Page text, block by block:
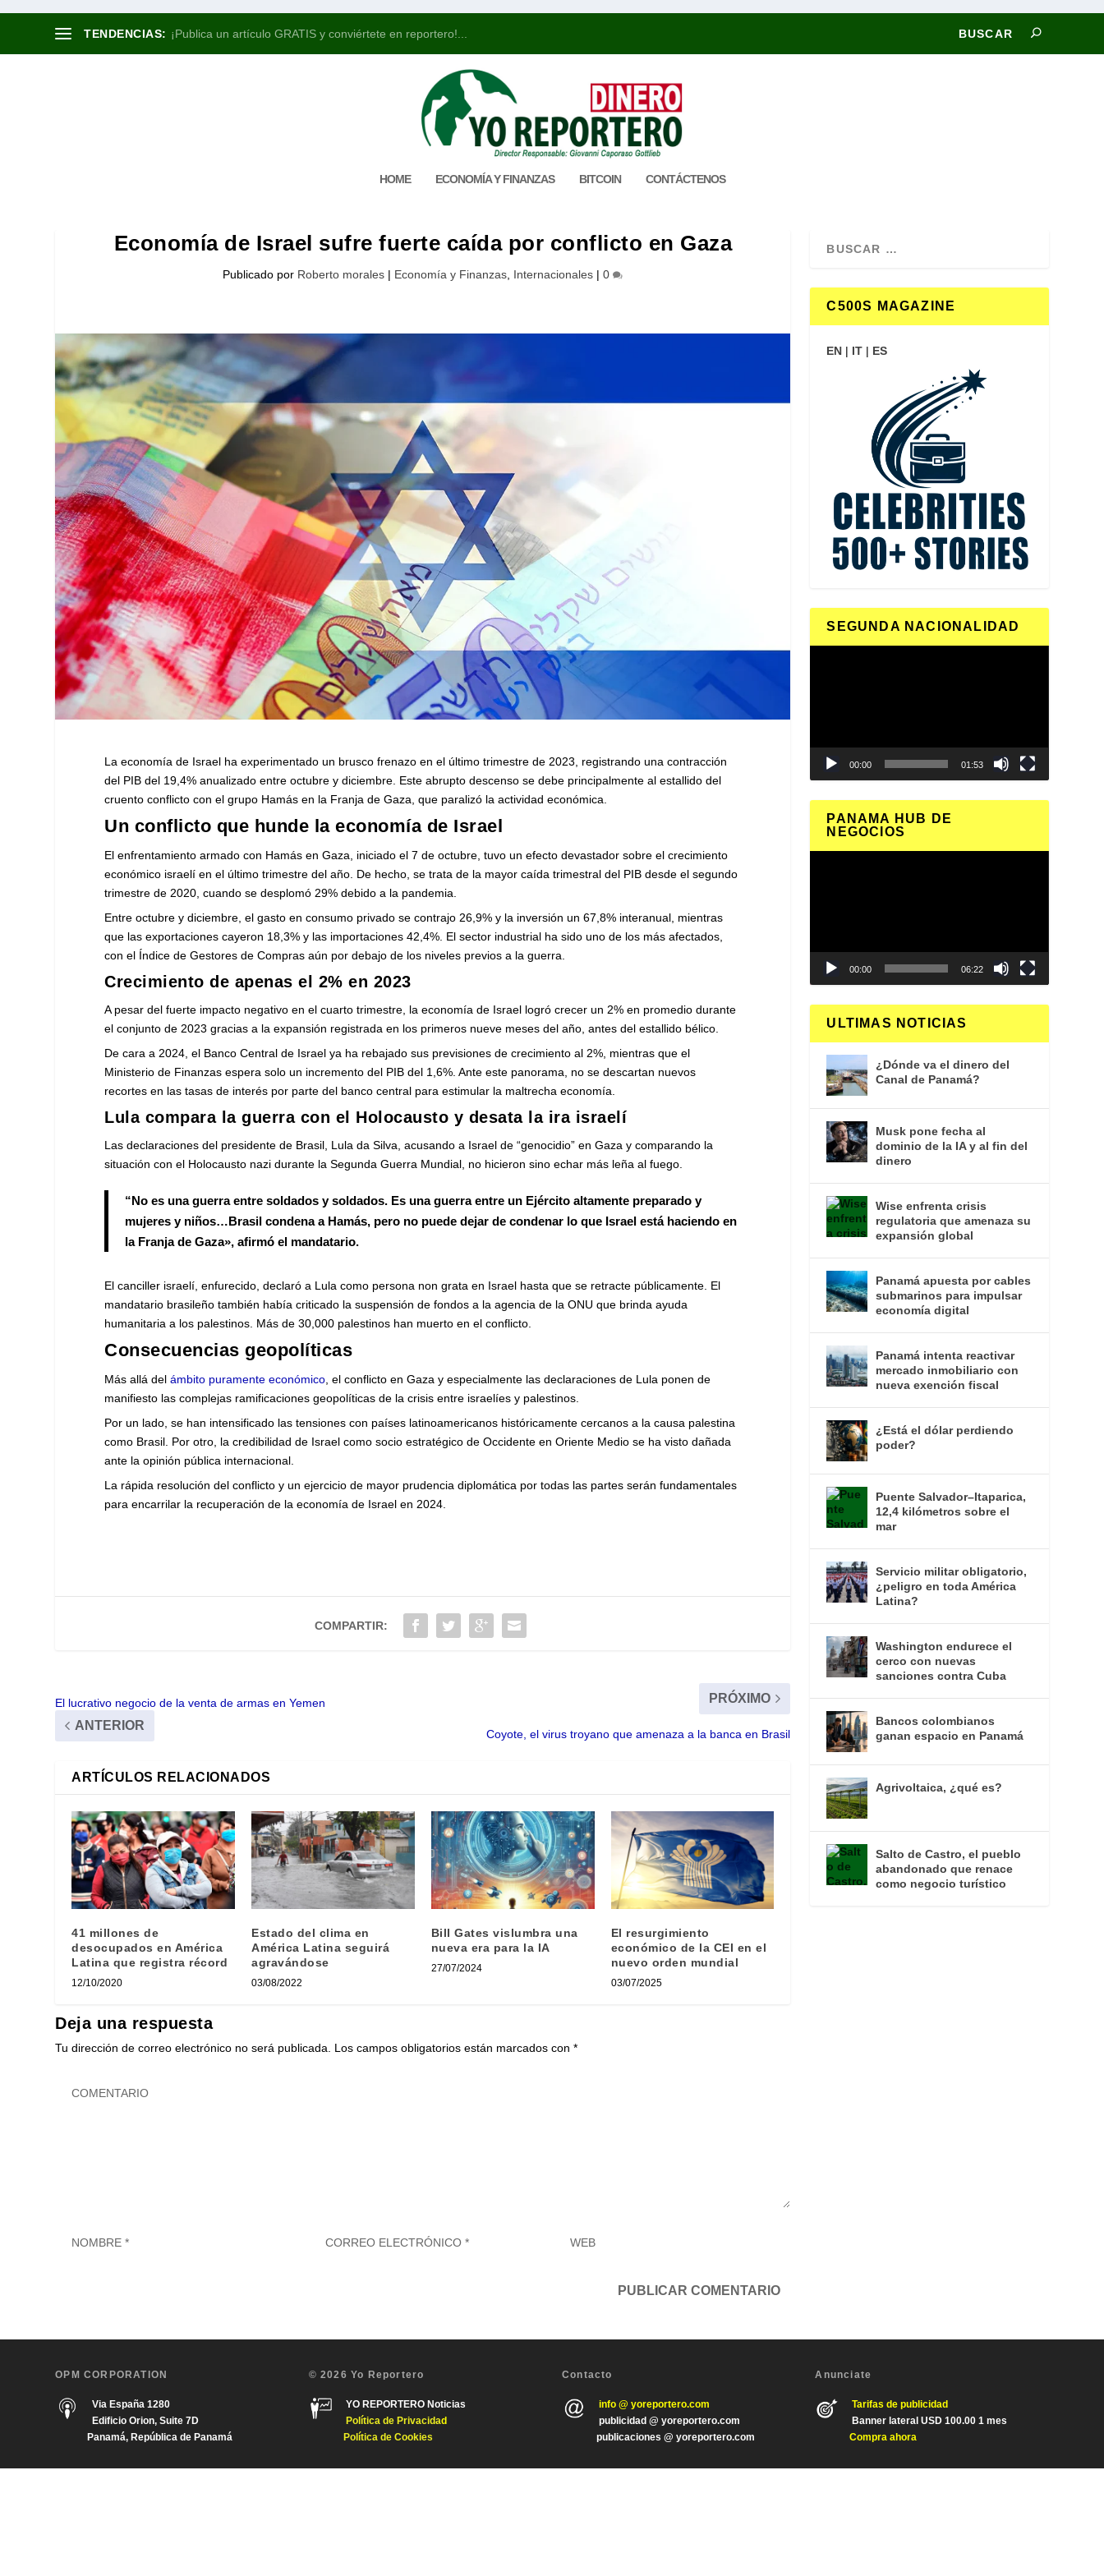
TENDENCIAS: ¡Publica un artículo GRATIS y conviértete en reportero!...
HOME ECONOMÍA Y FINANZAS BITCOIN CONTÁCTENOS
Economía de Israel sufre fuerte caída por conflicto en Gaza
Publicado por Roberto morales | Economía y Finanzas Internacionales |0
La economía de Israel ha experimentado un brusco frenazo en el último trimestre de 2023, registrando una contracción
del PIB del 19,4% anualizado entre octubre y diciembre. Este abrupto descenso se debe principalmente al estallido del
cruento conflicto con el grupo Hamás en la Franja de Gaza, que paralizó la actividad económica.
Un conflicto que hunde la economía de Israel
El enfrentamiento armado con Hamás en Gaza, iniciado el 7 de octubre, tuvo un efecto devastador sobre el crecimiento
económico israelí en el último trimestre del año. De hecho, se trata de la mayor caída trimestral del PIB desde el segundo
trimestre de 2020, cuando se desplomó 29% debido a la pandemia.
Entre octubre y diciembre, el gasto en consumo privado se contrajo 26,9% y la inversión un 67,8% interanual, mientras
que las exportaciones cayeron 18,3% y las importaciones 42,4%. El sector industrial ha sido uno de los más afectados,
con el Índice de Gestores de Compras aún por debajo de los niveles previos a la guerra.
Crecimiento de apenas el 2% en 2023
A pesar del fuerte impacto negativo en el cuarto trimestre, la economía de Israel logró crecer un 2% en promedio durante
el conjunto de 2023 gracias a la expansión registrada en los primeros nueve meses del año, antes del estallido bélico.
De cara a 2024, el Banco Central de Israel ya ha rebajado sus previsiones de crecimiento al 2%, mientras que el
Ministerio de Finanzas espera solo un incremento del PIB del 1,6%. Ante este panorama, no se descartan nuevos
recortes en las tasas de interés por parte del banco central para estimular la maltrecha economía.
Lula compara la guerra con el Holocausto y desata la ira israelí
Las declaraciones del presidente de Brasil, Lula da Silva, acusando a Israel de “genocidio” en Gaza y comparando la
situación con el Holocausto nazi durante la Segunda Guerra Mundial, no hicieron sino echar más leña al fuego.
“No es una guerra entre soldados y soldados. Es una guerra entre un Ejército altamente preparado y
mujeres y niños…Brasil condena a Hamás, pero no puede dejar de condenar lo que Israel está haciendo en
la Franja de Gaza», afirmó el mandatario.
El canciller israelí, enfurecido, declaró a Lula como persona non grata en Israel hasta que se retracte públicamente. El
mandatario brasileño también había criticado la suspensión de fondos a la agencia de la ONU que brinda ayuda
humanitaria a los palestinos. Más de 30,000 palestinos han muerto en el conflicto.
Consecuencias geopolíticas
Más allá delámbito puramente económico , el conflicto en Gaza y especialmente las declaraciones de Lula ponen de
manifiesto las complejas ramificaciones geopolíticas de la crisis entre israelíes y palestinos.
Por un lado, se han intensificado las tensiones con países latinoamericanos históricamente cercanos a la causa palestina
como Brasil. Por otro, la credibilidad de Israel como socio estratégico de Occidente en Oriente Medio se ha visto dañada
ante la opinión pública internacional.
La rápida resolución del conflicto y un ejercicio de mayor prudencia diplomática por todas las partes serán fundamentales
para encarrilar la recuperación de la economía de Israel en 2024.
COMPARTIR:
El lucrativo negocio de la venta de armas en Yemen
ANTERIOR
PRÓXIMO
Coyote, el virus troyano que amenaza a la banca en Brasil
ARTÍCULOS RELACIONADOS
41 millones de
desocupados en América
Latina que registra récord
12/10/2020
Estado del clima en
América Latina seguirá
agravándose
03/08/2022
Bill Gates vislumbra una
nueva era para la IA
27/07/2024
El resurgimiento
económico de la CEI en el
nuevo orden mundial
03/07/2025
Deja una respuesta
Tu dirección de correo electrónico no será publicada. Los campos obligatorios están marcados con*
C500S MAGAZINE
EN | IT | ES
SEGUNDA NACIONALIDAD
00:00 01:53
PANAMA HUB DE
NEGOCIOS
00:00 06:22
ULTIMAS NOTICIAS
¿Dónde va el dinero del
Canal de Panamá?
Musk pone fecha al
dominio de la IA y al fin del
dinero
Wise enfrenta crisis
regulatoria que amenaza su
expansión global
Panamá apuesta por cables
submarinos para impulsar
economía digital
Panamá intenta reactivar
mercado inmobiliario con
nueva exención fiscal
¿Está el dólar perdiendo
poder?
Puente Salvador–Itaparica,
12,4 kilómetros sobre el
mar
Servicio militar obligatorio,
¿peligro en toda América
Latina?
Washington endurece el
cerco con nuevas
sanciones contra Cuba
Bancos colombianos
ganan espacio en Panamá
Agrivoltaica, ¿qué es?
Salto de Castro, el pueblo
abandonado que renace
como negocio turístico
OPM CORPORATION
Via España 1280
Edificio Orion, Suite 7D
Panamá, República de Panamá
© 2026 Yo Reportero
YO REPORTERO Noticias
Política de Privacidad
Política de Cookies
Contacto
info @ yoreportero.com
publicidad @ yoreportero.com
publicaciones @ yoreportero.com
Anunciate
Tarifas de publicidad
Banner lateral USD 100.00 1 mes
Compra ahora